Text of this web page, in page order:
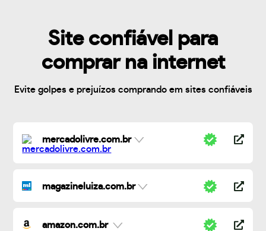
Site confiável para
comprar na internet
Evite golpes e prejuízos comprando em sites confiáveis
mercadolivre.com.br
magazineluiza.com.br
amazon.com.br